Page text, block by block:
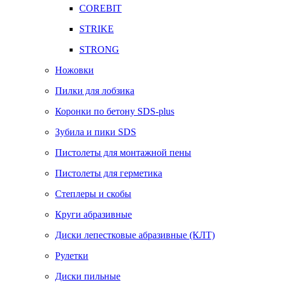
COREBIT
STRIKE
STRONG
Ножовки
Пилки для лобзика
Коронки по бетону SDS-plus
Зубила и пики SDS
Пистолеты для монтажной пены
Пистолеты для герметика
Степлеры и скобы
Круги абразивные
Диски лепестковые абразивные (КЛТ)
Рулетки
Диски пильные